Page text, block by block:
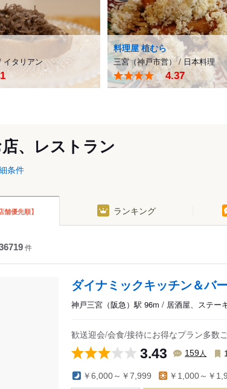
地
イタリアン
料理屋 植むら
三宮（神戸市営） / 日本料理
4.37
、レストラン
条件
舗優先順】 ランキング
件
ダイナミックキッチン＆バ
神戸三宮（阪急）駅 96m / 居酒屋、ステー
歓送迎会/会食/接待にお得なプラン多
3.43 159人
￥6,000～￥7,999 ￥1,000～￥